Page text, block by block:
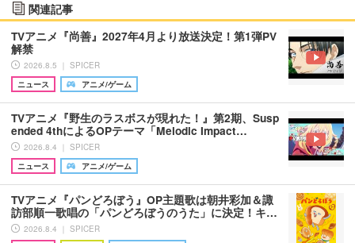
関連記事
TVアニメ『尚善』2027年4月より放送決定！第1弾PV
解禁
2026.8.5 ｜ SPICER
ニュース
アニメ/ゲーム
TVアニメ『野生のラスボスが現れた！』第2期、Susp
ended 4thによるOPテーマ「Melodic Impact…
2026.8.4 ｜ SPICER
ニュース
アニメ/ゲーム
TVアニメ『パンどろぼう』OP主題歌は朝井彩加＆諏
訪部順一歌唱の「パンどろぼうのうた」に決定！キ…
2026.8.4 ｜ SPICER